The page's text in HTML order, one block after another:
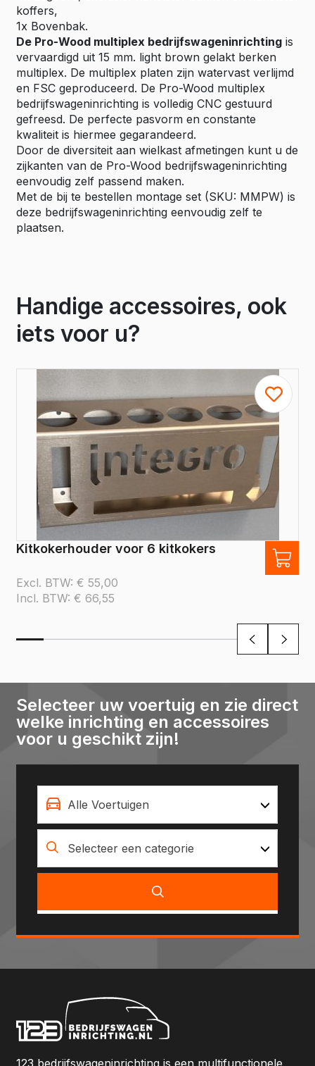
koffers,
1x Bovenbak.
De Pro-Wood multiplex bedrijfswageninrichting is
vervaardigd uit 15 mm. light brown gelakt berken
multiplex. De multiplex platen zijn watervast verlijmd
en FSC geproduceerd. De Pro-Wood multiplex
bedrijfswageninrichting is volledig CNC gestuurd
gefreesd. De perfecte pasvorm en constante
kwaliteit is hiermee gegarandeerd.
Door de diversiteit aan wielkast afmetingen kunt u de
zijkanten van de Pro-Wood bedrijfswageninrichting
eenvoudig zelf passend maken.
Met de bij te bestellen montage set (SKU: MMPW) is
deze bedrijfswageninrichting eenvoudig zelf te
plaatsen.
Handige accessoires, ook
iets voor u?
Kitkokerhouder voor 6 kitkokers
Excl. BTW: € 55,00
Incl. BTW: € 66,55
Selecteer uw voertuig en zie direct
welke inrichting en accessoires
voor u geschikt zijn!
Alle Voertuigen
Selecteer een categorie
123 bedrijfswageninrichting is een multifunctionele